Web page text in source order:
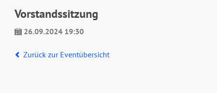
Vorstandssitzung
26.09.2024 19:30
Zurück zur Eventübersicht